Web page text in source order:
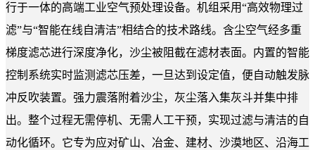
行于一体的高端工业空气预处理设备。机组采用“高效物理过
滤”与“智能在线自清洁”相结合的技术路线。含尘空气经多重
梯度滤芯进行深度净化，沙尘被阻截在滤材表面。内置的智能
控制系统实时监测滤芯压差，一旦达到设定值，便自动触发脉
冲反吹装置。强力震落附着沙尘，灰尘落入集灰斗并集中排
出。整个过程无需停机、无需人工干预，实现过滤与清洁的自
动化循环。它专为应对矿山、冶金、建材、沙漠地区、沿海工